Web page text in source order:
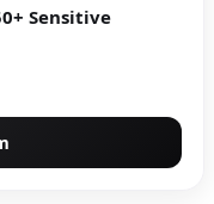
Sensitive